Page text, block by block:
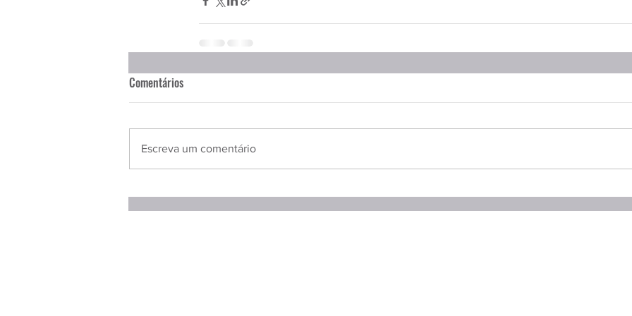
Comentários
Escreva um comentário